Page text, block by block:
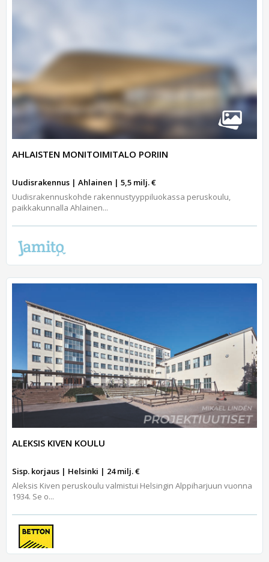
AHLAISTEN MONITOIMITALO PORIIN
Uudisrakennus | Ahlainen | 5,5 milj. €
Uudisrakennuskohde rakennustyyppiluokassa peruskoulu,
paikkakunnalla Ahlainen...
ALEKSIS KIVEN KOULU
Sisp. korjaus | Helsinki | 24 milj. €
Aleksis Kiven peruskoulu valmistui Helsingin Alppiharjuun vuonna
1934. Se o...